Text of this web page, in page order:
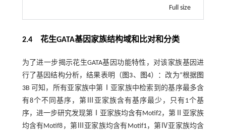
Full size
2.4 花生GATA基因家族结构域和比对和分类
为了进一步揭示花生GATA基因功能特性，对该家族基因进
行了基因结构分析，结果表明（ 图3、 图4）：改为“根据图
3B 可知，所有亚家族中第Ⅰ亚家族中检索到的基序最多含
有8个不同基序，第Ⅲ亚家族含有基序最少，只有1个基
序，进一步研究发现第Ⅰ亚家族均含有Motif2，第Ⅱ亚家族
均含有Motif8，第Ⅲ亚家族均含有Motif1，第Ⅳ亚家族均含